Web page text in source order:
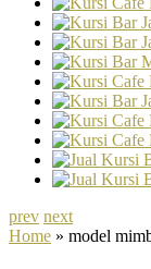
prev next
Home » model